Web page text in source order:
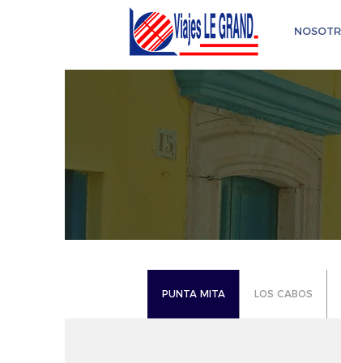
PUNTA MITA LOS CABOS